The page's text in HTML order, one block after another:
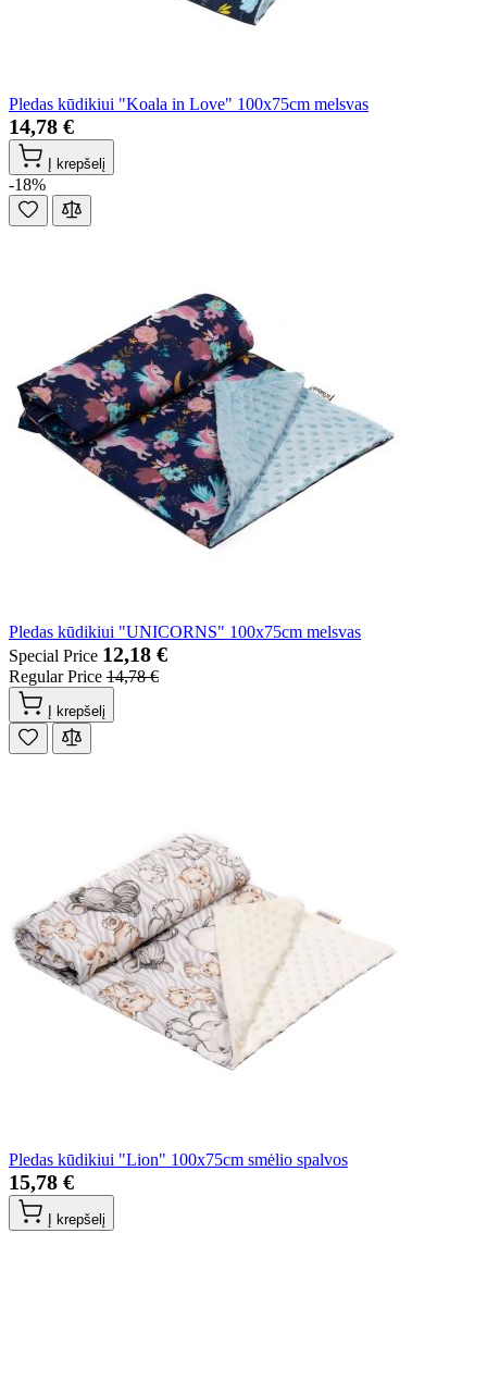
Pledas kūdikiui "Koala in Love" 100x75cm melsvas
14,78 €
Į krepšelį
-18%
Pledas kūdikiui "UNICORNS" 100x75cm melsvas
Special Price 12,18 €
Regular Price 14,78 €
Į krepšelį
Pledas kūdikiui "Lion" 100x75cm smėlio spalvos
15,78 €
Į krepšelį